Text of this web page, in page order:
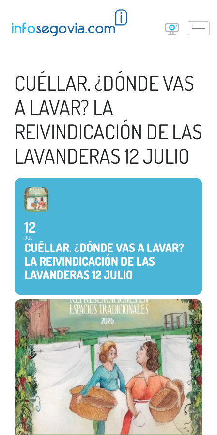
CUÉLLAR. ¿DÓNDE VAS
A LAVAR? LA
REIVINDICACIÓN DE LAS
LAVANDERAS 12 JULIO
12
JUL
CUÉLLAR. ¿DÓNDE VAS A LAVAR?
LA REIVINDICACIÓN DE LAS
LAVANDERAS 12 JULIO